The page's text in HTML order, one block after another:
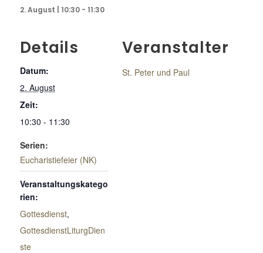
2. August | 10:30- 11:30
Details
Datum:
2. August
Zeit:
10:30 - 11:30
Serien:
Eucharistiefeier (NK)
Veranstaltungskatego
rien:
Gottesdienst,
GottesdienstLiturgDien
ste
Veranstalter
St. Peter und Paul